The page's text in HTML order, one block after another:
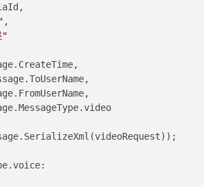
,
"
WeiXinMessage.ToUserName,